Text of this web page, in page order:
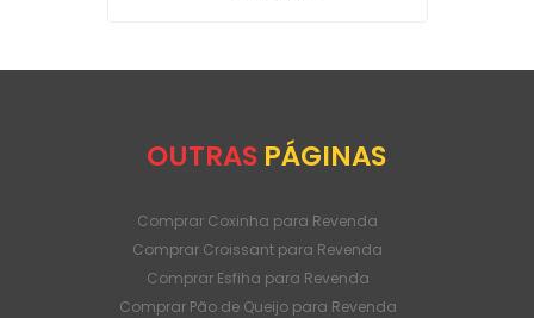
OUTRAS PÁGINAS
Comprar Coxinha para Revenda
Comprar Croissant para Revenda
Comprar Esfiha para Revenda
Comprar Pão de Queijo para Revenda